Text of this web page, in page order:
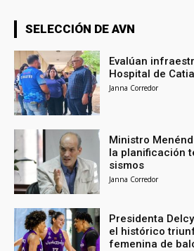
SELECCIÓN DE AVN
Evalúan
Hospital de
Janna Corredor
Ministro
la planificación
sismos
Janna Corredor
Presidenta
el histórico
femenina de